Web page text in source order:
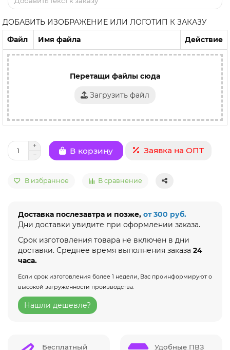
ДОБАВИТЬ ИЗОБРАЖЕНИЕ ИЛИ ЛОГОТИП К ЗАКАЗУ
Файл
Имя файла Действие
Перетащи файлы сюда
Загрузить файл
В корзину Заявка на ОПТ
В избранное В сравнение
Доставка послезавтра и позже, от 300 руб.
Дни доставки увидите при оформлении заказа.
Срок изготовления товара не включен в дни
доставки. Среднее время выполнения заказа 24
часа.
Если срок изготовления более 1 недели, Вас проинформируют о
высокой загруженности производства.
Нашли дешевле?
Бесплатный Удобные ПВЗ